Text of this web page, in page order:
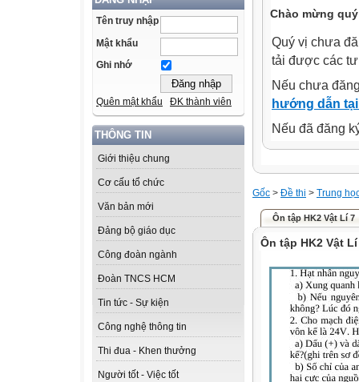
Tên truy nhập
Mật khẩu
Ghi nhớ
Quên mật khẩu ĐK thành viên
THÔNG TIN
Giới thiệu chung
Cơ cấu tổ chức
Văn bản mới
Đảng bộ giáo dục
Công đoàn ngành
Đoàn TNCS HCM
Tin tức - Sự kiện
Công nghệ thông tin
Thi đua - Khen thưởng
Người tốt - Việc tốt
Chào mừng
Quý vị chưa
tải được các
Nếu chưa
hướng dẫn
Nếu đã đăng
Gốc > Đề thi > Trung
Ôn tập HK2 Vật Lí 7
Ôn tập HK2 Vật